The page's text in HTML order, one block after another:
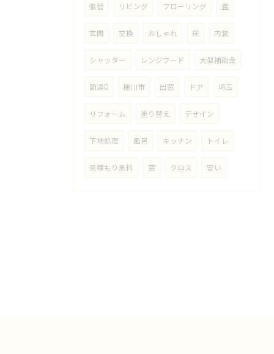
張替 リビング フローリング 畳
玄関 交換 おしゃれ 床 内装
シャッター レンジフード 大型補助金
節湯C 桶川市 出窓 ドア 埼玉
リフォーム 塗り替え デザイン
下地処理 風呂 キッチン トイレ
見積もり無料 窓 クロス 安い